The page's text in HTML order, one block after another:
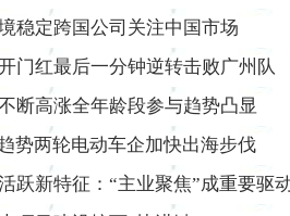
稳定跨国公司关注中国市场
门红最后一分钟逆转击败广州队
断高涨全年龄段参与趋势凸显
势两轮电动车企加快出海步伐
跃新特征：“主业聚焦”成重要驱